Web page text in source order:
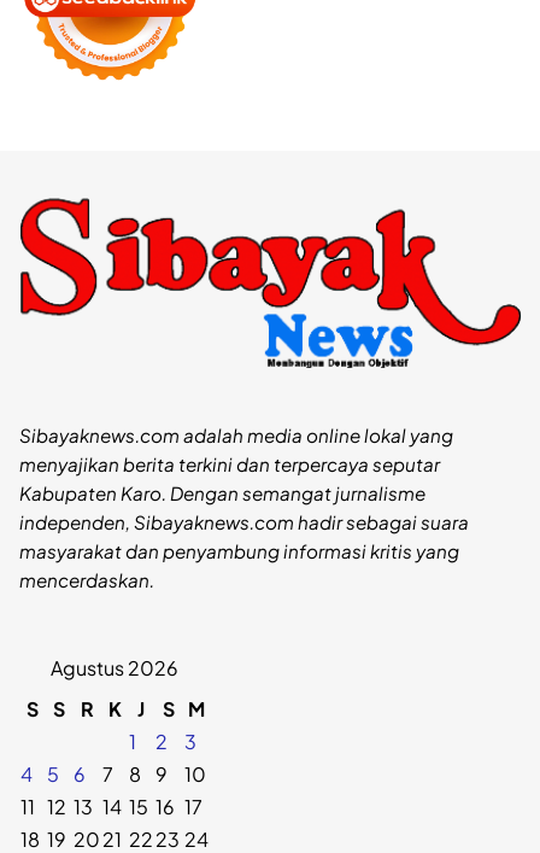
Sibayaknews.com adalah media online lokal yang
menyajikan berita terkini dan terpercaya seputar
Kabupaten Karo. Dengan semangat jurnalisme
independen, Sibayaknews.com hadir sebagai suara
masyarakat dan penyambung informasi kritis yang
mencerdaskan.
Agustus 2026
S S R K J S M
1
2
3
4
5 6 7 8 9
10
11 12 13 14 15 16 17
18 19 2021 2223 24